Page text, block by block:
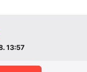
13:57